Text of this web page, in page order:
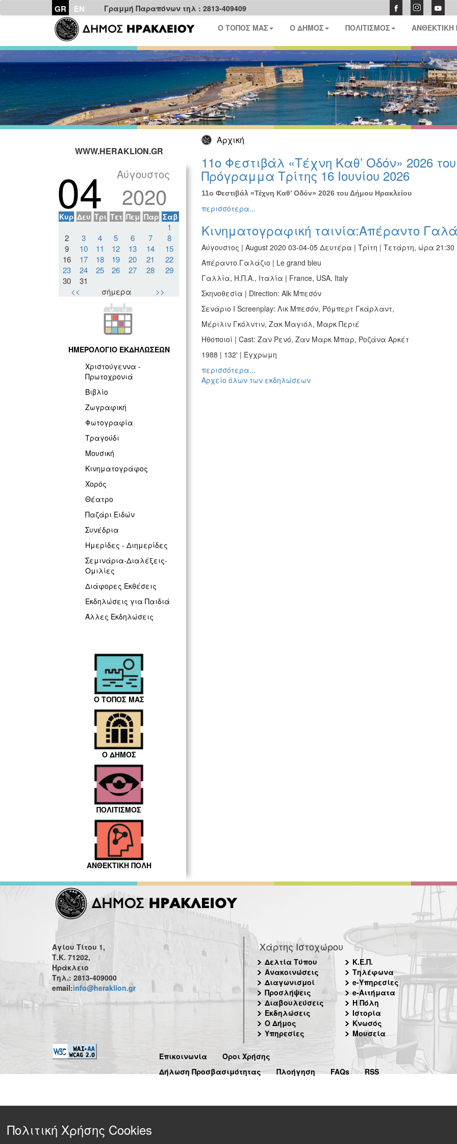
GR EN
Γραμμή Παραπόνων τηλ : 2813-409409
Ο ΤΟΠΟΣ ΜΑΣ
Ο ΔΗΜΟΣ ΠΟΛΙΤΙΣΜΟΣ ΑΝΘΕΚΤΙΚΗ
Αρχική
WWW.HERAKLION.GR
04 Αύγουστος
2020
Κυρ Δευ Τρι Τετ Πεμ Παρ Σαβ
1
2
3 4 5 6 7
8
9
10 11 12 13 14
15
16
17 18 19 20 21
22
23
24 25 26 27 28
29
30
31
<<
σήμερα >>
ΗΜΕΡΟΛΟΓΙΟ ΕΚΔΗΛΩΣΕΩΝ
Χριστούγεννα -
Πρωτοχρονιά
Βιβλίο
Ζωγραφική
Φωτογραφία
Τραγούδι
Μουσική
Κινηματογράφος
Χορός
Θέατρο
Παζάρι Ειδών
Συνέδρια
Ημερίδες - Διημερίδες
Σεμινάρια-Διαλέξεις-
Ομιλίες
Διάφορες Εκθέσεις
Εκδηλώσεις για Παιδιά
Άλλες Εκδηλώσεις
Ο ΤΟΠΟΣ ΜΑΣ
Ο ΔΗΜΟΣ
ΠΟΛΙΤΙΣΜΟΣ
ΑΝΘΕΚΤΙΚΗ ΠΟΛΗ
11ο Φεστιβάλ «Τέχνη Καθ’ Οδόν» 2026
Πρόγραμμα Τρίτης 16 Ιουνίου 2026
11ο Φεστιβάλ «Τέχνη Καθ’ Οδόν» 2026 του Δήμου Ηρακλείου
περισσότερα...
Κινηματογραφική ταινία:Απέραντο
Αύγουστος | August 2020 03-04-05 Δευτέρα | Τρίτη | Τετάρτη, ώρα 21:30
Απέραντο Γαλάζιο | Le grand bleu
Γαλλία, Η.Π.Α., Ιταλία | France, USA, Italy
Σκηνοθεσία | Direction: Alk Μπεσόν
Σενάριο I Screenplay: Λικ Μπεσόν, Ρόμπερτ Γκάρλαντ,
Μέριλιν Γκόλντιν, Ζακ Μαγιόλ, Μαρκ Περιέ
Ηθοποιοί | Cast: Ζαν Ρενό, Ζαν Μαρκ Μπαρ, Ροζάνα Αρκέτ
1988 | 132' | Έγχρωμη
περισσότερα...
Αρχείο όλων των εκδηλώσεων
Αγίου Τίτου 1,
Τ.Κ. 71202,
Ηράκλειο
Τηλ.: 2813-409000
email:info@heraklion.gr
Χάρτης Ιστοχώρου
Δελτία Τύπου
Ανακοινώσεις
Διαγωνισμοί
Προσλήψεις
Διαβουλεύσεις
Εκδηλώσεις
Ο Δήμος
Υπηρεσίες
Κ.Ε.Π.
Τηλέφωνα
e-Υπηρεσίες
e-Αιτήματα
Η Πόλη
Ιστορία
Κνωσός
Μουσεία
Επικοινωνία
Όροι Χρήσης
Δήλωση Προσβασιμότητας
Πλοήγηση FAQs RSS
Πολιτική Χρήσης Cookies